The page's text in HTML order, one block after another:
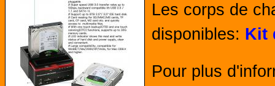
Les corps de
disponibles: Kit
Pour plus